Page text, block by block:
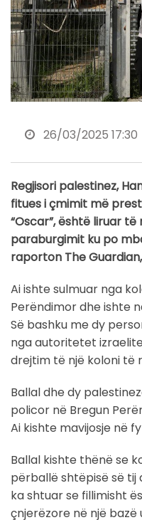
26/03/2025 17:30
Regjisori palestinez,
fitues i çmimit më
“Oscar”, është liruar
paraburgimit ku po
raporton The
Ai ishte sulmuar nga
Perëndimor dhe ishte
Së bashku me dy
nga autoritetet
drejtim të një koloni të
Ballal dhe dy
policor në Bregun
Ai kishte mavijosje në
Ballal kishte thënë se
përballë shtëpisë së tij
ka shtuar se fillimisht
çnjerëzore në një bazë